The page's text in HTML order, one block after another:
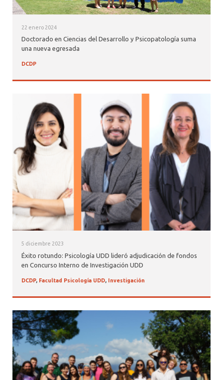
22 enero 2024
Doctorado en Ciencias del Desarrollo y Psicopatología suma
una nueva egresada
DCDP
5 diciembre 2023
Éxito rotundo: Psicología UDD lideró adjudicación de fondos
en Concurso Interno de Investigación UDD
DCDP, Facultad Psicología UDD, Investigación